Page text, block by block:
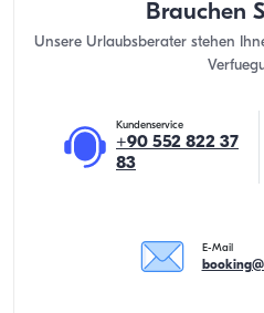
Brauchen
Unsere Urlaubsberater stehen
Kundenservice
+90 552 822 37
83
E-Mail